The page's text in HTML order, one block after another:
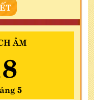
ÂM
5